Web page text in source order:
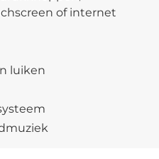
of internet
luiken